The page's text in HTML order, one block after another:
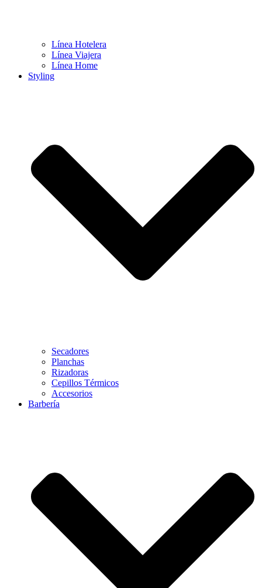
Línea Hotelera
Línea Viajera
Línea Home
Styling
Secadores
Planchas
Rizadoras
Cepillos Térmicos
Accesorios
Barbería